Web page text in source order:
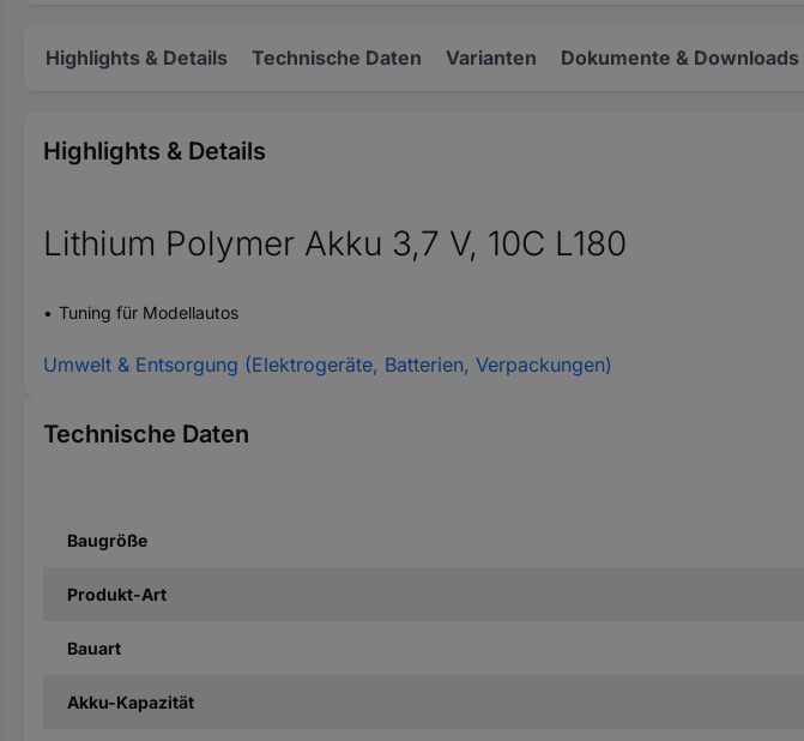
Highlights & Details Technische Daten Varianten Dokumente & Downloads
Highlights & Details
Lithium Polymer Akku 3,7 V, 10C L180
Tuning für Modellautos
Umwelt & Entsorgung (Elektrogeräte, Batterien, Verpackungen)
Technische Daten
Baugröße
Produkt-Art
Bauart
Akku-Kapazität